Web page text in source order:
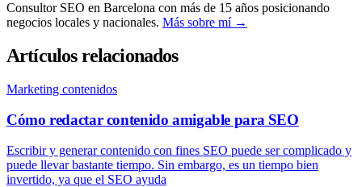
Consultor SEO en Barcelona con más de 15 años posicionando
negocios locales y nacionales. Más sobre mí →
Artículos relacionados
Marketing contenidos
Cómo redactar contenido amigable para SEO
Escribir y generar contenido con fines SEO puede ser complicado y
puede llevar bastante tiempo. Sin embargo, es un tiempo bien
invertido, ya que el SEO ayuda